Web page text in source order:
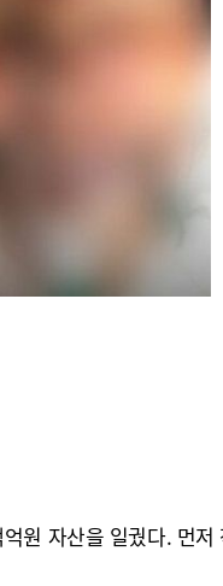
원 자산을 일궜다. 먼